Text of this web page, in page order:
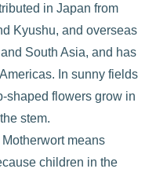
in Japan from
Kyushu, and overseas
South Asia, and has
In sunny fields
shaped flowers grow in
stem.
means
children in the